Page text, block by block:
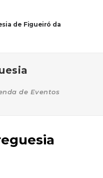
de Figueiró da
de Eventos